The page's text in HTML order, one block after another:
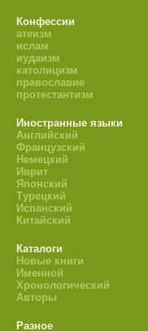
Конфессии
атеизм
ислам
иудаизм
католицизм
православие
протестантизм
Иностранные языки
Английский
Французский
Немецкий
Иврит
Японский
Турецкий
Испанский
Китайский
Каталоги
Новые книги
Именной
Хронологический
Авторы
Разное